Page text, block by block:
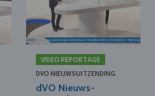
VIDEO REPORTAGE
DVO NIEUWSUITZENDING
dVO Nieuws-